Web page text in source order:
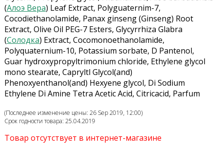
(Алоэ Вера) Leaf Extract, Polyguaternim-7,
Cocodiethanolamide, Panax ginseng (Ginseng) Root
Extract, Olive Oil PEG-7 Esters, Glycyrrhiza Glabra
(Солодка) Extract, Cocomonoethanolamide,
Polyquaternium-10, Potassium sorbate, D Pantenol,
Guar hydroxypropyltrimonium chloride, Ethylene glycol
mono stearate, Capryltl Glycol(and)
Phenoxyenthanol(and) Hexyene glycol, Di Sodium
Ethylene Di Amine Tetra Acetic Acid, Citricacid, Parfum
(Последнее изменение цены: 26 Sep 2019, 12:00)
Срок годности товара: 25.04.2019
Товар отсутствует в интернет-магазине